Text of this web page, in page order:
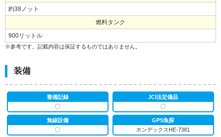
約38ノット
燃料タンク
900リットル
※参考です。記載内容は保証するものではありません。
装備
整備記録
〇
JCI法定備品
〇
無線設備
〇
GPS魚探
ホンデックスHE-7381